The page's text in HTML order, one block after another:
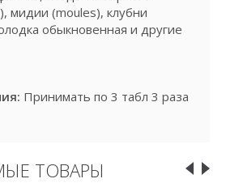
мидии (moules), клубни
обыкновенная и другие
Принимать по 3 табл 3 раза
ТОВАРЫ